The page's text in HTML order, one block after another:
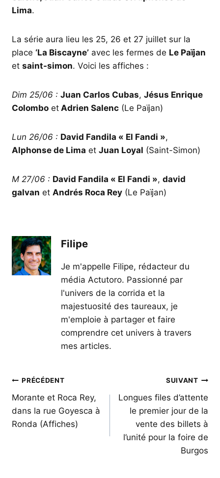
Lima.
La série aura lieu les 25, 26 et 27 juillet sur la
place ‘La Biscayne’ avec les fermes de Le Païjan
et saint-simon. Voici les affiches :
Dim 25/06 : Juan Carlos Cubas, Jésus Enrique
Colombo et Adrien Salenc (Le Païjan)
Lun 26/06 : David Fandila « El Fandi »,
Alphonse de Lima et Juan Loyal (Saint-Simon)
M 27/06 : David Fandila « El Fandi », david
galvan et Andrés Roca Rey (Le Païjan)
Filipe
Je m'appelle Filipe, rédacteur du
média Actutoro. Passionné par
l'univers de la corrida et la
majestuosité des taureaux, je
m'emploie à partager et faire
comprendre cet univers à travers
mes articles.
Navigation
de
l’article
PRÉCÉDENT
Morante et Roca Rey,
dans la rue Goyesca à
Ronda (Affiches)
SUIVANT
Longues files d’attente
le premier jour de la
vente des billets à
l’unité pour la foire de
Burgos